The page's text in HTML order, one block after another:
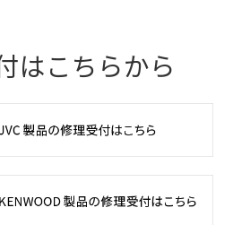
はこちらから